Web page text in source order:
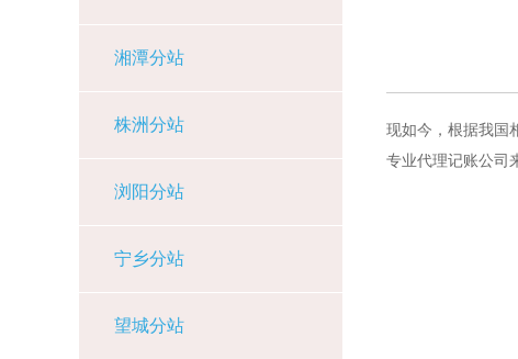
湘潭分站
株洲分站
浏阳分站
宁乡分站
望城分站
现如今，根据我国
专业代理记账公司